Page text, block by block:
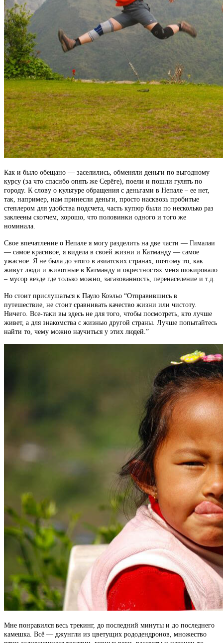
Как и было обещано — заселились, обменяли деньги по выгодному
курсу (за что спасибо опять же Серёге), поели и пошли гулять по
городу. К слову о культуре обращения с деньгами в Непале – ее нет,
так, например, нам принесли деньги, просто насквозь пробитые
степлером для удобства подсчета, часть купюр были по несколько раз
заклеены скотчем, хорошо, что половинки одного и того же
номинала.
Свое впечатление о Непале я могу разделить на две части — Гималаи
— самое красивое, я видела в своей жизни и Катманду — самое
ужасное. Я не была до этого в азиатских странах, поэтому то, как
живут люди и животные в Катманду и окрестностях меня шокировало
– мусор везде где только можно, загазованность, перенаселение и т.д.
Но стоит прислушаться к Пауло Коэльо “Отправившись в
путешествие, не стоит сравнивать качество жизни или чистоту.
Ничего. Все-таки вы здесь не для того, чтобы посмотреть, кто лучше
живет, а для знакомства с жизнью другой страны. Лучше попытайтесь
найти то, чему можно научиться у этих людей.”
Мне понравился весь трекинг, до последний минуты и до последнего
камешка. Всё — джунгли из цветущих рододендронов, множество